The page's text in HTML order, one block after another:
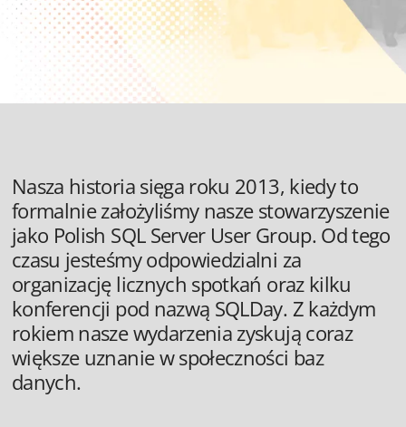
Nasza historia sięga roku 2013, kiedy to
formalnie założyliśmy nasze stowarzyszenie
jako Polish SQL Server User Group. Od tego
czasu jesteśmy odpowiedzialni za
organizację licznych spotkań oraz kilku
konferencji pod nazwą SQLDay. Z każdym
rokiem nasze wydarzenia zyskują coraz
większe uznanie w społeczności baz
danych.